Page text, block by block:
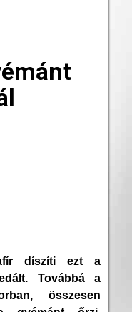
díszíti ezt a
Továbbá a
összesen